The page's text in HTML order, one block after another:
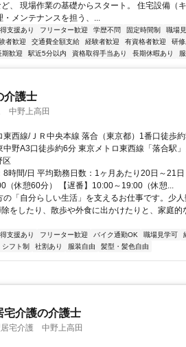
、 現場作業の基礎からスタート。 住宅設備（
・メンテナンスを担う、...
支援あり フリーター歓迎 学歴不問 固定時間制
職場
者歓迎 交通費全額支給 経験者歓迎 有資格者歓迎
研修
期歓迎 駅近5分以内 資格取得手当あり 長期休暇あり
介護士
中野上高田
東西線/ＪＲ中央本線 落合（東京都）1番口徒歩
中野A3口徒歩約6分 東京メトロ東西線「落合駅
区
時間/日 平均勤務日数：1ヶ月あたり20日～21
（休憩60分） 【遅番】10:00～19:00（休憩...
の「自分らしい生活」を支えるお仕事です。少
をしたり、散歩や外食に出かけたりと、家庭
支援あり フリーター歓迎 バイク通勤OK 職場見学可
シフト制 社割あり 服装自由 髪型・髪色自由
宅介護の介護士
居宅介護 中野上高田